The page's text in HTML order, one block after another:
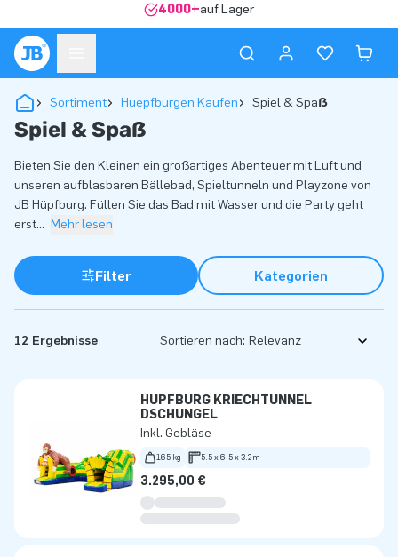
4000+auf Lager
Sortiment Huepfburgen Kaufen Spiel & Spaẞ
Spiel & Spaẞ
Bieten Sie den Kleinen ein großartiges Abenteuer mit Luft und
unseren aufblasbaren Bällebad, Spieltunneln und Playzone von
JB Hüpfburg. Füllen Sie das Bad mit Wasser und die Party geht
erst... Mehr lesen
Filter Kategorien
12 Ergebnisse Sortieren nach:
HÜPFBURG KRIECHTUNNEL
DSCHUNGEL
Inkl. Gebläse
165 kg 5.5 x 6.5 x 3.2m
3.295,00 €